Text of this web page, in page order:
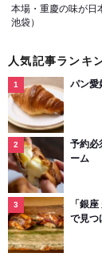
本場・重慶の味が日
池袋）
人気記事ランキ
パン愛
予約必
ーム
「銀
で見つ